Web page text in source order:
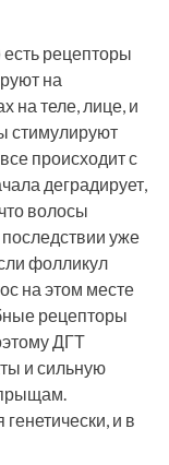
рецепторы
на
на теле, лице, и
стимулируют
происходит с
деградирует,
волосы
уже
фолликул
на этом месте
рецепторы
ДГТ
и сильную
прыщам.
и в